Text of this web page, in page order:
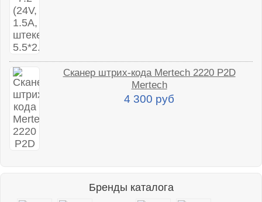
Сканер штрих-кода Mertech 2220 P2D
Mertech
4 300 руб
Бренды каталога